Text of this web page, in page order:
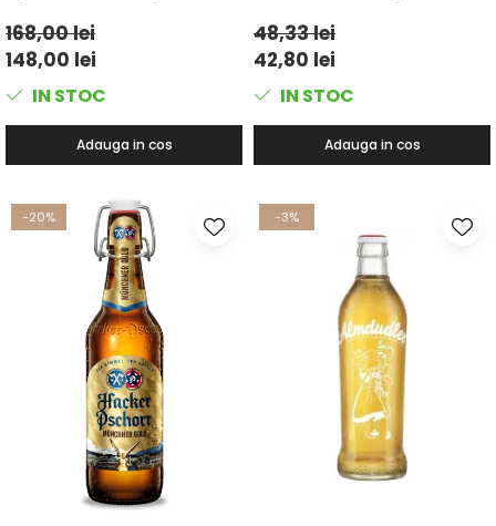
168,00 lei
148,00 lei
IN STOC
Adauga in cos
48,33 lei
42,80 lei
IN STOC
Adauga in cos
-20% -3%